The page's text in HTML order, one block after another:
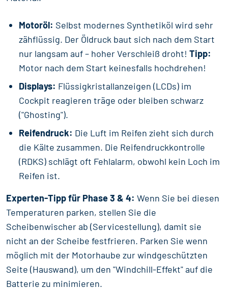
Motoröl: Selbst modernes Synthetiköl wird sehr
zähflüssig. Der Öldruck baut sich nach dem Start
nur langsam auf – hoher Verschleiß droht! Tipp:
Motor nach dem Start keinesfalls hochdrehen!
Displays: Flüssigkristallanzeigen (LCDs) im
Cockpit reagieren träge oder bleiben schwarz
("Ghosting").
Reifendruck: Die Luft im Reifen zieht sich durch
die Kälte zusammen. Die Reifendruckkontrolle
(RDKS) schlägt oft Fehlalarm, obwohl kein Loch im
Reifen ist.
Experten-Tipp für Phase 3 & 4: Wenn Sie bei diesen
Temperaturen parken, stellen Sie die
Scheibenwischer ab (Servicestellung), damit sie
nicht an der Scheibe festfrieren. Parken Sie wenn
möglich mit der Motorhaube zur windgeschützten
Seite (Hauswand), um den "Windchill-Effekt" auf die
Batterie zu minimieren.